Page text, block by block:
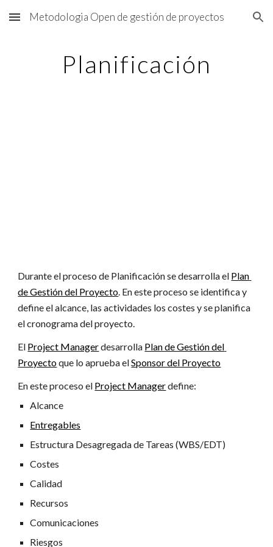
Skip to main content Skip to navigation
Metodologia Open de gestión de proyectos
Planificación
Durante el proceso de Planificación se desarrolla el Plan
de Gestión del Proyecto. En este proceso se identifica y
define el alcance, las actividades los costes y se planifica
el cronograma del proyecto.
El Project Manager desarrolla Plan de Gestión del
Proyecto que lo aprueba el Sponsor del Proyecto
En este proceso el Project Manager define:
Alcance
Entregables
Estructura Desagregada de Tareas (WBS/EDT)
Costes
Calidad
Recursos
Comunicaciones
Riesgos